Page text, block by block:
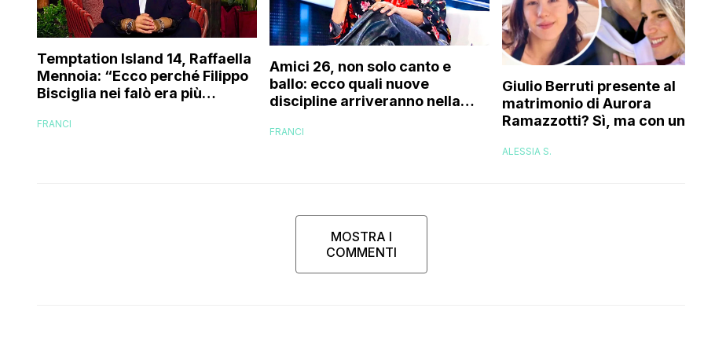
Temptation Island 14, Raffaella
Mennoia: “Ecco perché Filippo
Bisciglia nei falò era più
FRANCI
Amici 26, non solo canto e
ballo: ecco quali nuove
discipline arriveranno nella
FRANCI
Giulio Berruti presente al
matrimonio di Aurora
Ramazzotti? Sì, ma con un
sarebbe
ALESSIA S.
MOSTRA I
COMMENTI